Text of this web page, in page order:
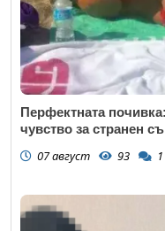
Перфектната
чувство за странен
07 август 93 1